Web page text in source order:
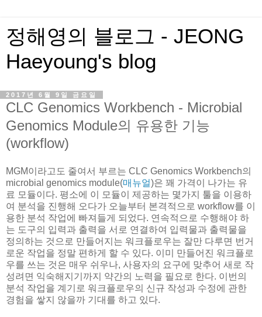
정해영의 블로그 - JEONG
Haeyoung's blog
2017년 6월 9일 금요일
CLC Genomics Workbench - Microbial
Genomics Module의 유용한 기능
(workflow)
MGM이라고도 줄여서 부르는 CLC Genomics Workbench의
microbial genomics module(매뉴얼)은 꽤 가격이 나가는 유
료 모듈이다. 평소에 이 모듈이 제공하는 몇가지 툴을 이용하
여 분석을 진행해 오다가 오늘부터 본격적으로 workflow를 이
용한 분석 작업에 빠져들게 되었다. 연속적으로 수행해야 하
는 도구의 입력과 출력을 서로 연결하여 입력물과 출력물을
정의하는 것으로 만들어지는 워크플로우는 잘만 다루면 번거
로운 작업을 정말 편하게 할 수 있다. 이미 만들어진 워크플로
우를 쓰는 것은 매우 쉬우나, 사용자의 요구에 맞추어 새로 작
성려면 익숙해지기까지 약간의 노력을 필요로 한다. 이번의
분석 작업을 계기로 워크플로우의 신규 작성과 수정에 관한
경험을 쌓지 않을까 기대를 하고 있다.